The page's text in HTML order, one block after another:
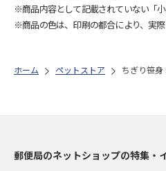
※商品内容として記載されていない「
※商品の色は、印刷の都合により、実際
ホーム ペットストア ちぎり笹身
郵便局のネットショップの特集・